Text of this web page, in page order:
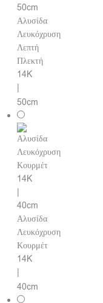
Αλυσίδα
Λευκόχρυση
Λεπτή
Πλεκτή
14K
|
50cm
Αλυσίδα
Λευκόχρυση
Κουρμέτ
14K
|
40cm